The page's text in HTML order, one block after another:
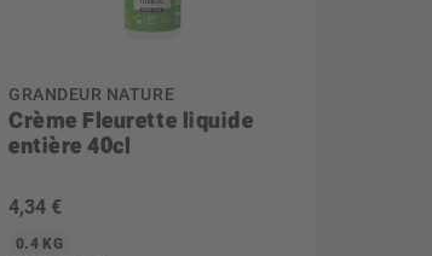
GRANDEUR NATURE
Crème Fleurette liquide
entière 40cl
4,34 €
0.4 KG